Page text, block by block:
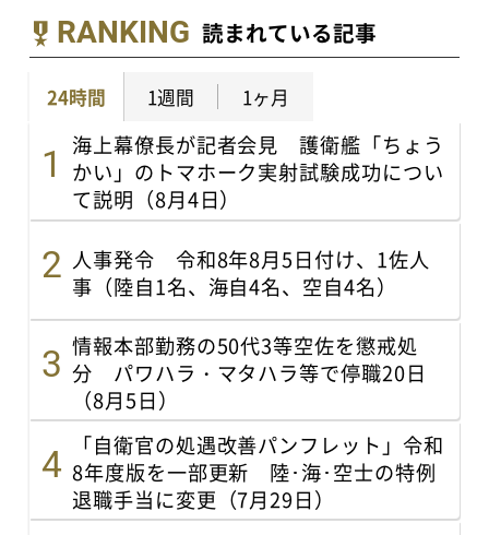
RANKING 読まれている記事
24時間 1週間 1ヶ月
海上幕僚長が記者会見 護衛艦「ちょう
かい」のトマホーク実射試験成功につい
て説明（8月4日）
人事発令 令和8年8月5日付け、1佐人
事（陸自1名、海自4名、空自4名）
情報本部勤務の50代3等空佐を懲戒処
分 パワハラ・マタハラ等で停職20日
（8月5日）
「自衛官の処遇改善パンフレット」令和
8年度版を一部更新 陸･海･空士の特例
退職手当に変更（7月29日）